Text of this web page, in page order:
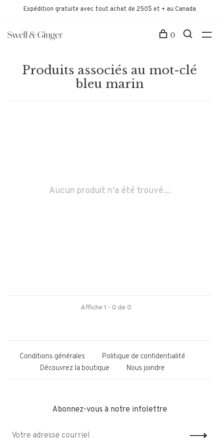
Expédition gratuite avec tout achat de 250$ et + au Canada
0
Produits associés au mot-clé
bleu marin
Aucun produit n'a été trouvé...
Affiche 1 - 0 de 0
Conditions générales
Politique de confidentialité
Découvrez la boutique
Nous joindre
Abonnez-vous à notre infolettre